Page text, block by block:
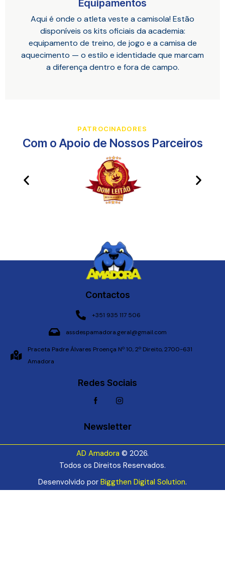
Equipamentos
Aqui é onde o atleta veste a camisola! Estão
disponíveis os kits oficiais da academia:
equipamento de treino, de jogo e a camisa de
aquecimento — o estilo e identidade que marcam
a diferença dentro e fora de campo.
PATROCINADORES
Com o Apoio de Nossos Parceiros​
Contactos
+351 935 117 506
assdespamadora.geral@gmail.com
Praceta Padre Álvares Proença Nº 10, 2º Direito, 2700-631
Amadora
Redes Sociais
Newsletter
AD Amadora © 2026.
Todos os Direitos Reservados.
Desenvolvido por Biggthen Digital Solution.